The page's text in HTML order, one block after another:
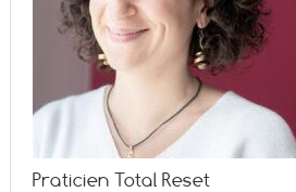
Praticien Total Reset